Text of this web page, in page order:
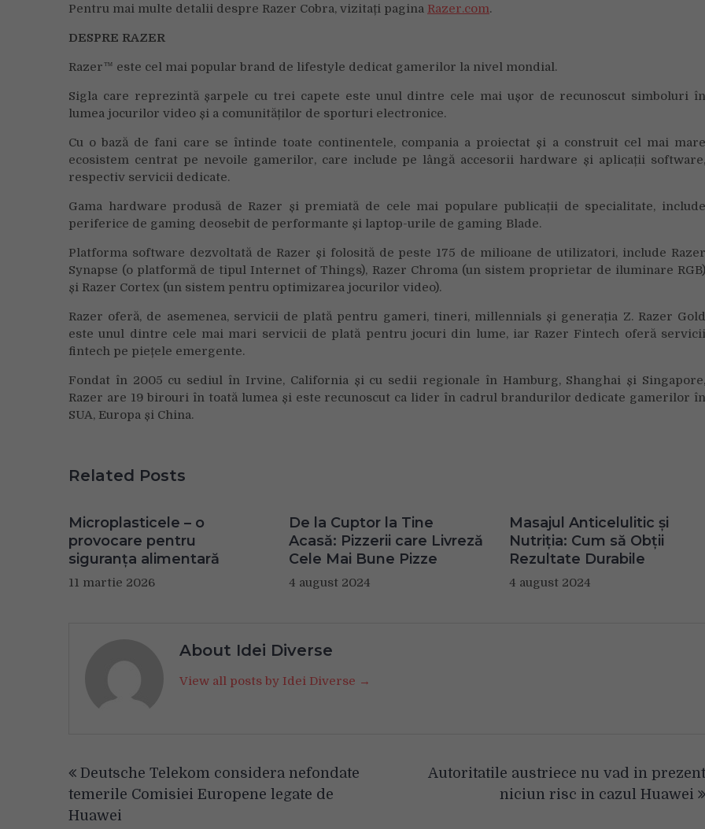
Pentru mai multe detalii despre Razer Cobra, vizitați pagina Razer.com.
DESPRE RAZER
Razer™ este cel mai popular brand de lifestyle dedicat gamerilor la nivel mondial.
Sigla care reprezintă șarpele cu trei capete este unul dintre cele mai ușor de recunoscut simboluri în
lumea jocurilor video și a comunităților de sporturi electronice.
Cu o bază de fani care se întinde toate continentele, compania a proiectat și a construit cel mai mare
ecosistem centrat pe nevoile gamerilor, care include pe lângă accesorii hardware și aplicații software,
respectiv servicii dedicate.
Gama hardware produsă de Razer și premiată de cele mai populare publicații de specialitate, include
periferice de gaming deosebit de performante și laptop-urile de gaming Blade.
Platforma software dezvoltată de Razer și folosită de peste 175 de milioane de utilizatori, include Razer
Synapse (o platformă de tipul Internet of Things), Razer Chroma (un sistem proprietar de iluminare RGB)
și Razer Cortex (un sistem pentru optimizarea jocurilor video).
Razer oferă, de asemenea, servicii de plată pentru gameri, tineri, millennials și generația Z. Razer Gold
este unul dintre cele mai mari servicii de plată pentru jocuri din lume, iar Razer Fintech oferă servicii
fintech pe piețele emergente.
Fondat în 2005 cu sediul în Irvine, California și cu sedii regionale în Hamburg, Shanghai și Singapore,
Razer are 19 birouri în toată lumea și este recunoscut ca lider în cadrul brandurilor dedicate gamerilor în
SUA, Europa și China.
Related Posts
Microplasticele – o
provocare pentru
siguranța alimentară
11 martie 2026
De la Cuptor la Tine
Acasă: Pizzerii care Livreză
Cele Mai Bune Pizze
4 august 2024
Masajul Anticelulitic și
Nutriția: Cum să Obții
Rezultate Durabile
4 august 2024
About Idei Diverse
View all posts by Idei Diverse →
în
articole
Deutsche Telekom considera nefondate
temerile Comisiei Europene legate de
Huawei
Autoritatile austriece nu vad in prezent
niciun risc in cazul Huawei